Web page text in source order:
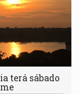
terá sábado